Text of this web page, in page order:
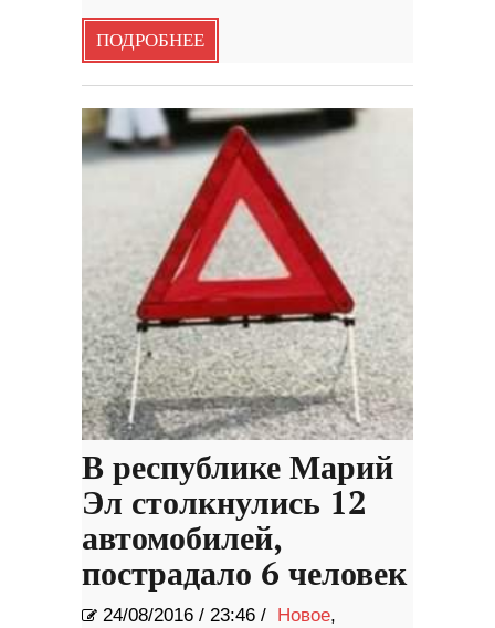
ПОДРОБНЕЕ
В республике Марий
Эл столкнулись 12
автомобилей,
пострадало 6 человек
24/08/2016 / 23:46 / Новое,